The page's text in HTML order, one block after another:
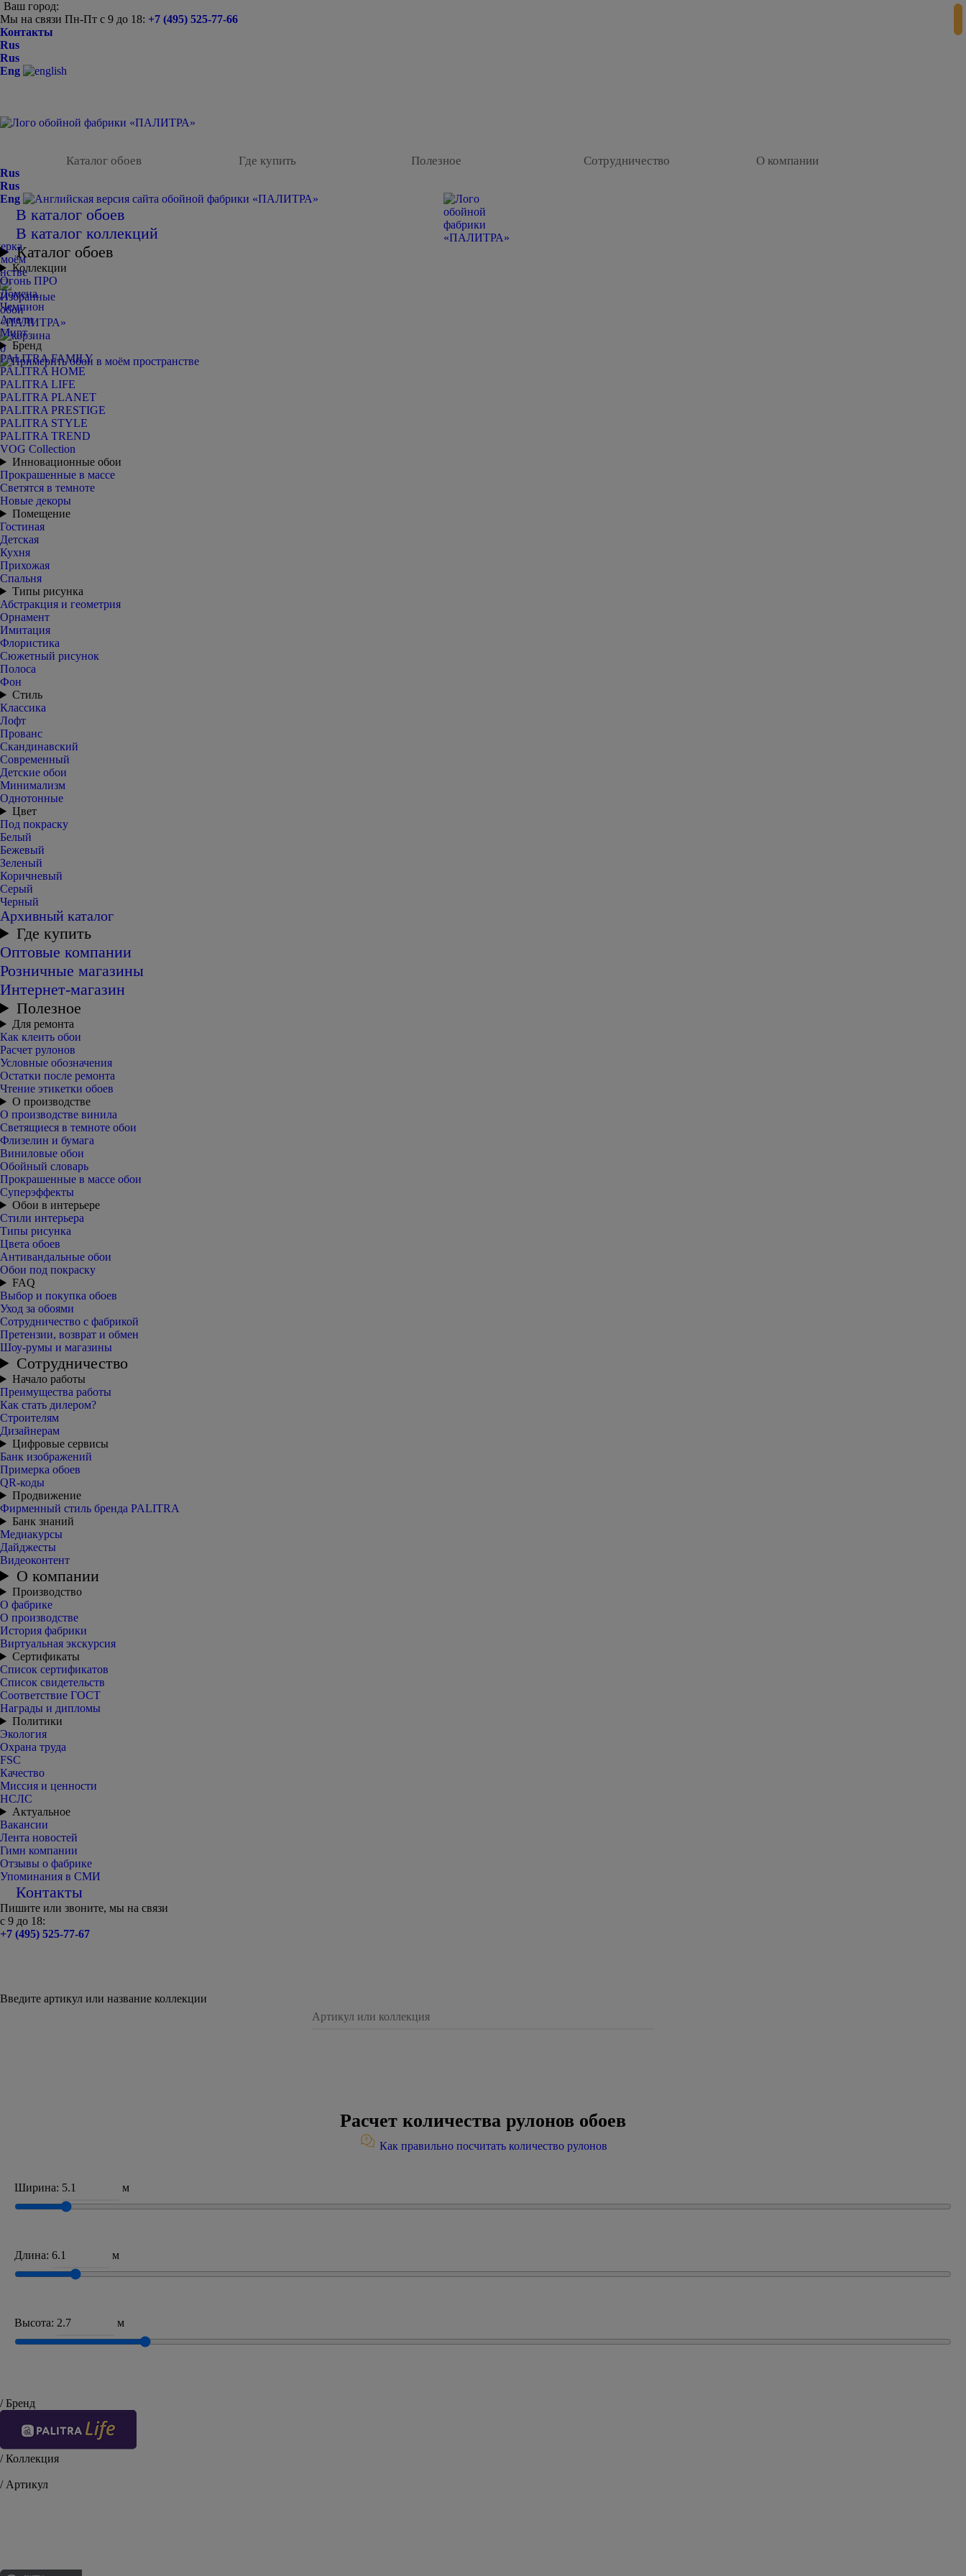
Ваш город:
Мы на связи Пн-Пт с 9 до 18: +7 (495) 525-77-66
Контакты
Rus
Rus
Eng
Каталог обоев Где купить Полезное Сотрудничество О компании
0
Rus
Rus
Eng
В каталог обоев
В каталог коллекций
Каталог обоев
Коллекции
Огонь ПРО
Домена
Чемпион
Амели
Мирт
Бренд
PALITRA FAMILY
PALITRA HOME
PALITRA LIFE
PALITRA PLANET
PALITRA PRESTIGE
PALITRA STYLE
PALITRA TREND
VOG Collection
Инновационные обои
Прокрашенные в массе
Светятся в темноте
Новые декоры
Помещение
Гостиная
Детская
Кухня
Прихожая
Спальня
Типы рисунка
Абстракция и геометрия
Орнамент
Имитация
Флористика
Сюжетный рисунок
Полоса
Фон
Стиль
Классика
Лофт
Прованс
Скандинавский
Современный
Детские обои
Минимализм
Однотонные
Цвет
Под покраску
Белый
Бежевый
Зеленый
Коричневый
Серый
Черный
Архивный каталог
Где купить
Оптовые компании
Розничные магазины
Интернет-магазин
Полезное
Для ремонта
Как клеить обои
Расчет рулонов
Условные обозначения
Остатки после ремонта
Чтение этикетки обоев
О производстве
О производстве винила
Светящиеся в темноте обои
Флизелин и бумага
Виниловые обои
Обойный словарь
Прокрашенные в массе обои
Суперэффекты
Обои в интерьере
Стили интерьера
Типы рисунка
Цвета обоев
Антивандальные обои
Обои под покраску
FAQ
Выбор и покупка обоев
Уход за обоями
Сотрудничество с фабрикой
Претензии, возврат и обмен
Шоу-румы и магазины
Сотрудничество
Начало работы
Преимущества работы
Как стать дилером?
Строителям
Дизайнерам
Цифровые сервисы
Банк изображений
Примерка обоев
QR-коды
Продвижение
Фирменный стиль бренда PALITRA
Банк знаний
Медиакурсы
Дайджесты
Видеоконтент
О компании
Производство
О фабрике
О производстве
История фабрики
Виртуальная экскурсия
Сертификаты
Список сертификатов
Список свидетельств
Соответствие ГОСТ
Награды и дипломы
Политики
Экология
Охрана труда
FSC
Качество
Миссия и ценности
НСЛС
Актуальное
Вакансии
Лента новостей
Гимн компании
Отзывы о фабрике
Упоминания в СМИ
Контакты
Пишите или звоните, мы на связи
с 9 до 18:
+7 (495) 525-77-67
Введите артикул или название коллекции
Расчет количества рулонов обоев
Как правильно посчитать количество рулонов
Ширина: м
Длина: м
Высота: м
/ Бренд
/ Коллекция
/ Артикул